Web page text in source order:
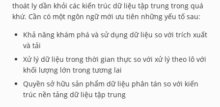
thoát ly dần khỏi các kiến trúc dữ liệu tập trung trong quá
khứ. Cần có một ngôn ngữ mới ưu tiên những yếu tố sau:
Khả năng khám phá và sử dụng dữ liệu so với trích xuất
và tải
Xử lý dữ liệu trong thời gian thực so với xử lý theo lô với
khối lượng lớn trong tương lai
Quyền sở hữu sản phẩm dữ liệu phân tán so với kiến
trúc nền tảng dữ liệu tập trung